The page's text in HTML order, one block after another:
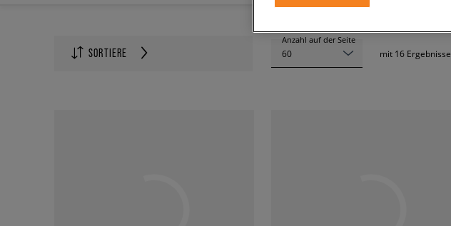
SORTIERE
Anzahl auf der Seite
60 mit 16 Ergebnisse